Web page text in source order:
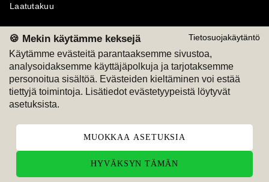
Tietosuojakäytäntö
🍪 Mekin käytämme keksejä
Käytämme evästeitä parantaaksemme sivustoa,
analysoidaksemme käyttäjäpolkuja ja tarjotaksemme
personoitua sisältöä. Evästeiden kieltäminen voi estää
tiettyjä toimintoja. Lisätiedot evästetyypeistä löytyvät
asetuksista.
MUOKKAA ASETUKSIA
HYVÄKSYN TÄMÄN
Laatutakuu
Maksutavat
M
Seuraa meitä